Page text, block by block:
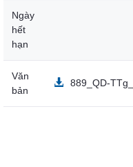
Ngày
hết
hạn
Văn
bản
889_QD-